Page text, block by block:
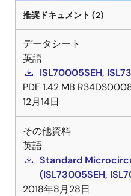
推奨ドキュメント (2)
データシート
英語
ISL70005SEH,
PDF 1.42 MB
12月14日
その他資料
英語
Standard
(ISL73005SEH,
2018年8月28日